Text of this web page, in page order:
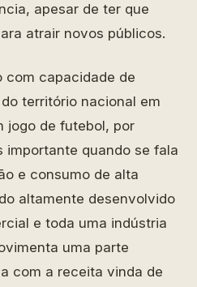
apesar de ter que
atrair novos públicos.
com capacidade de
território nacional em
jogo de futebol, por
importante quando se fala
e consumo de alta
altamente desenvolvido
e toda uma indústria
uma parte
com a receita vinda de